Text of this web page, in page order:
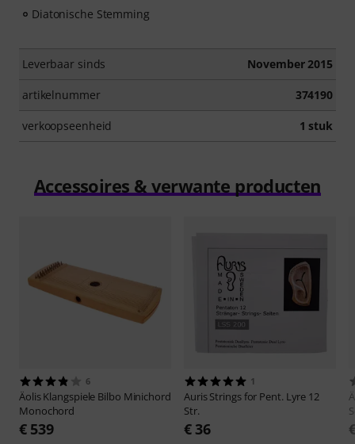
Diatonische Stemming
Leverbaar sinds November 2015
artikelnummer 374190
verkoopseenheid 1 stuk
Accessoires & verwante producten
6
Äolis Klangspiele Bilbo Minichord
Monochord
€ 539
1
AurisStrings for Pent. Lyre 12
Str.
€ 36